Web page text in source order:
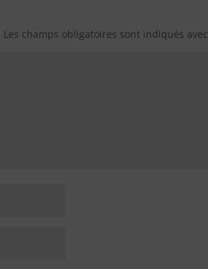
Les champs obligatoires sont indiqués avec